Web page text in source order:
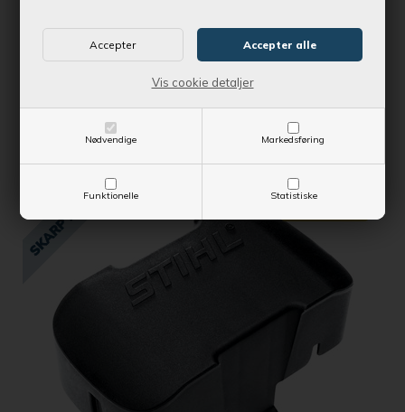
Nødvendige Markedsføring
Funktionelle Statistiske
Vis cookie detaljer